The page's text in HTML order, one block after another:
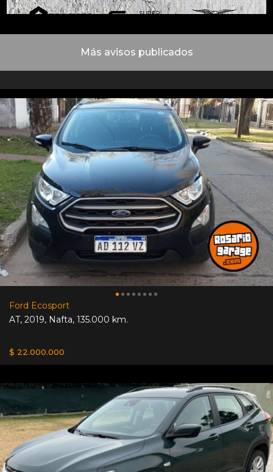
Más avisos publicados
Ford Ecosport
AT, 2019, Nafta, 135.000 km.
$ 22.000.000